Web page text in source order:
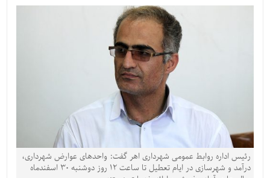
رئیس اداره روابط عمومی شهرداری اهر گفت: واحدهای عوارض شهرداری،
درآمد و شهرسازی در ایام تعطیل تا ساعت ۱۲ روز دوشنبه ۳۰ اسفندماه